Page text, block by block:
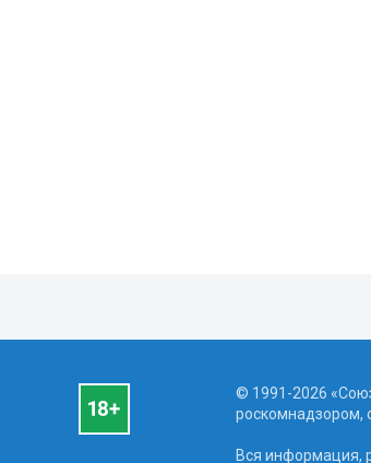
© 1991-2026
роскомнадзором,
Вся информация,